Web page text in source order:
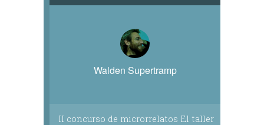
Walden Supertramp
II concurso de microrrelatos El taller